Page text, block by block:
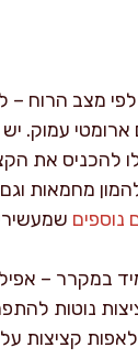
מצב הרוח –
עמוק.
את
שזוכה להמון
נוספים
במקרר –
נוטות
קציצות על